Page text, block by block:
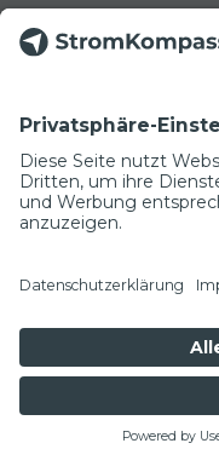
NEWSLETTER
Kontakt
Glossar